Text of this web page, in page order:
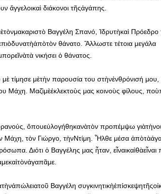
ἄγγελοικαὶ διάκονοι τῆςἀγάπης.
Βαγγέλη Σπανό, Ἱδρυτὴκαὶ Πρόεδρο
θάνατο. Ἄλλωστε τέτοια μεγάλα
νικήσει ὁ θάνατος.
μὲ τίμησε μὲτὴν παρουσία του στὴνἐνθρόνισή
Μάχη. Μαζὶμὲἐκλεκτοὺς μας κοινοὺς φίλους,
ὅπουεὐλογήθηκανὰτὸν προπέμψω
Μάχη, τὸν Γιώργο, τὴνΝτίμη. Ἦλθε μέσα
Διότι ὁ Βαγγέλης μας ἦταν, εἶναικαὶθὰεἶναι
Βαγγέλη